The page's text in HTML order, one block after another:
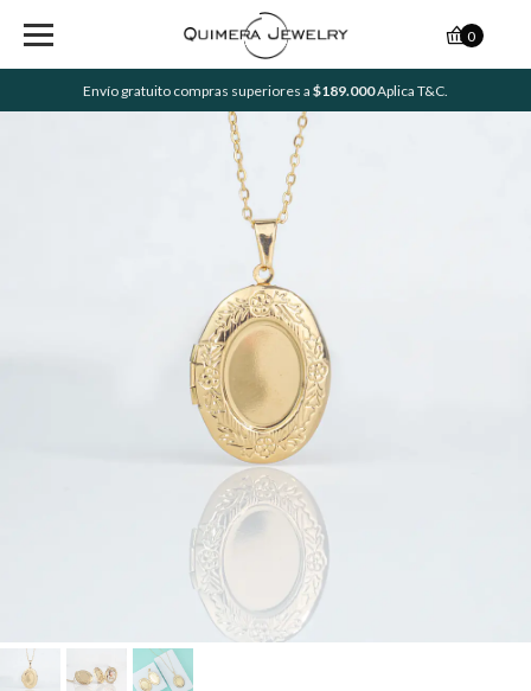
Envío gratuito compras superiores a $189.000Aplica T&C.
0